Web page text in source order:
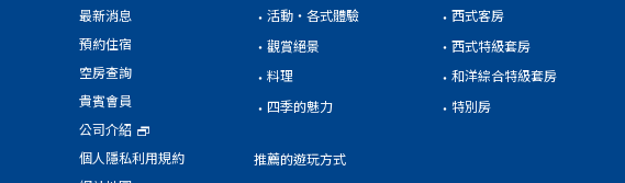
最新消息
預約住宿
空房查詢
貴賓會員
公司介紹
個人隱私利用規約
活動・各式體驗
觀賞絕景
料理
四季的魅力
推薦的遊玩方式
西式客房
西式特級套房
和洋綜合特級套房
特別房